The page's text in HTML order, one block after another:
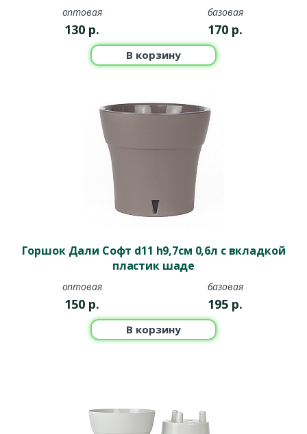
оптовая
130 р.
базовая
170 р.
В корзину
Горшок Дали Софт d11 h9,7см 0,6л с вкладкой
пластик шаде
оптовая
150 р.
базовая
195 р.
В корзину